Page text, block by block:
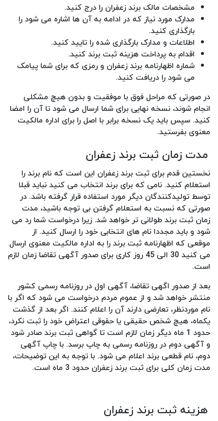
مشخصات مالک برند زعفران را درج کنید.
مدارک مورد نیاز که در ادامه به آن ها اشاره می شود را
بارگذاری کنید.
اطلاعات و مدارک بارگذاری شده را تایید کنید.
اقدام به پرداخت هزینه ثبت برند کنید.
شماره اظهارنامه برند زعفران و رمزی که برای شما پیامک
می شود را دریافت کنید.
در صورتی که مراحل فوق با موفقیت و بدون هیچ مشکلی
انجام شوند، نسخه نهایی برای شما ارسال می شود تا آن را امضا
کنید. سپس باید یک نسخه برابر با اصل را برای اداره مالکیت
معنوی بفرستید.
مدت زمان ثبت برند زعفران
نخستین قدم برای ثبت برند زعفران این است که نام برند را
استعلام کنید. نامی که برای برند انتخاب می کنید نباید قبلا
توسط تولیدکنندگان دیگر مورد استفاده قرار گرفته باشد. در
صورتی که نسبت به استعلام گرفتن بی توجه باشید، مدت
زمان ثبت برند طولانی تر خواهد شد. زیرا درخواست شما رد می
شود و باید مجددا نام های انتخابی خود را ارسال کنید. از
موقعی که اظهارنامه ثبت برند را به اداره مالکیت معنوی ارسال
می کنید 30 الی 45 روز کاری برای صدور آگهی تقاضا زمان لازم
است.
بعد از صدور اگهی تقاضا، آگهی اول در روزنامه رسمی کشور
منتشر خواهد شد و از عموم مردم درخواست می شود که اگر با
نام موردنظر، تعارضی دارند آن را اعلام کنند. اگر بعد از گذشت
یکماه، هیچ شخص حقیقی یا حقوقی اعتراض خود را ثبت نکرد،
حدود 1 ماه دیگر زمان لازم است تا گواهی ثبت برند صادر شود
و آگهی دوم در روزنامه رسمی به چاپ برسد. با چاپ آگهی
دوم، نام قطعی برند اعلام می شود. با توجه به این توضیحات،
مدت زمان کلی برای ثبت برند زعفران حدود 3 ماه است.
هزینه ثبت برند زعفران